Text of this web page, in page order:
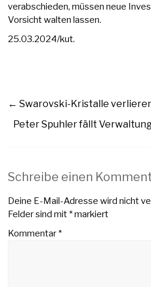
verabschieden, müssen neue
Vorsicht walten lassen.
25.03.2024/kut.
← Swarovski-Kristalle
Peter Spuhler fällt
Schreibe einen
Deine E-Mail-Adresse wird nicht
Felder sind mit*markiert
Kommentar*